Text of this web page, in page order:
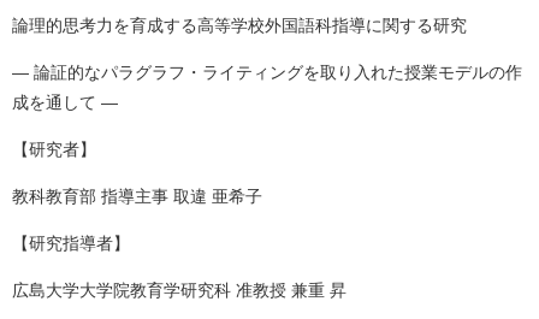
論理的思考力を育成する高等学校外国語科指導に関する研究
― 論証的なパラグラフ・ライティングを取り入れた授業モデルの作
成を通して ―
【研究者】
教科教育部 指導主事 取違 亜希子
【研究指導者】
広島大学大学院教育学研究科 准教授 兼重 昇